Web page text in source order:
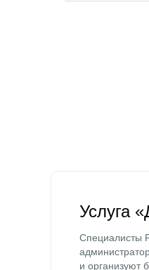
Услуга
Специалисты
и организуют